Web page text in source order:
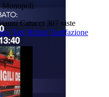
Monopoli.
Catucci 307 viste
Tari Rifiuti Tariffazione